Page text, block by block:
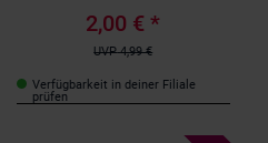
Spielwelt
2,00 € *
UVP 4,99 €
Verfügbarkeit in deiner Filiale
prüfen